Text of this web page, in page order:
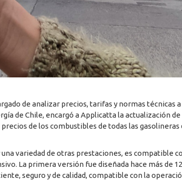
de analizar precios, tarifas y normas técnicas a
de Chile, encargó a Applicatta la actualización de
de los combustibles de todas las gasolineras
variedad de otras prestaciones, es compatible
La primera versión fue diseñada hace más de
seguro y de calidad, compatible con la